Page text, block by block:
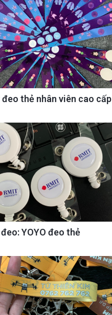
đeo thẻ nhân viên cao cấp
YOYO đeo thẻ